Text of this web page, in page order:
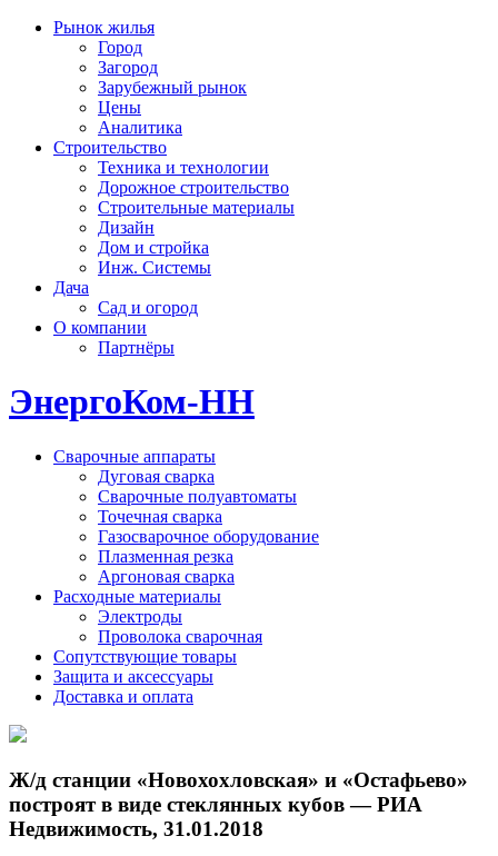
Рынок жилья
Город
Загород
Зарубежный рынок
Цены
Аналитика
Строительство
Техника и технологии
Дорожное строительство
Строительные материалы
Дизайн
Дом и стройка
Инж. Системы
Дача
Сад и огород
О компании
Партнёры
ЭнергоКом-НН
Сварочные аппараты
Дуговая сварка
Сварочные полуавтоматы
Точечная сварка
Газосварочное оборудование
Плазменная резка
Аргоновая сварка
Расходные материалы
Электроды
Проволока сварочная
Сопутствующие товары
Защита и аксессуары
Доставка и оплата
Ж/д станции «Новохохловская» и «Остафьево»
построят в виде стеклянных кубов — РИА
Недвижимость, 31.01.2018